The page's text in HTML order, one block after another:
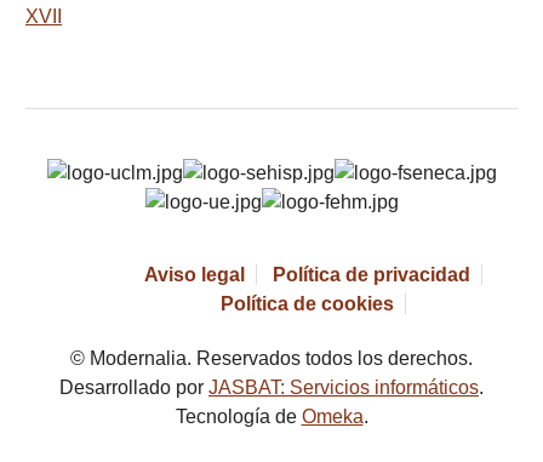
XVII
Aviso legal
Política de privacidad
Política de cookies
© Modernalia. Reservados todos los derechos.
Desarrollado por JASBAT: Servicios informáticos.
Tecnología de Omeka.